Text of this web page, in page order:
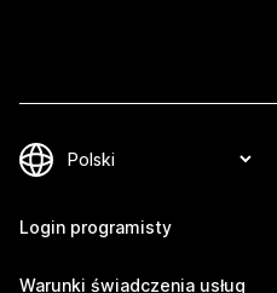
Login programisty
Warunki świadczenia usług